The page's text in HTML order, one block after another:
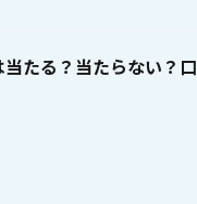
当たる？当たらない？口